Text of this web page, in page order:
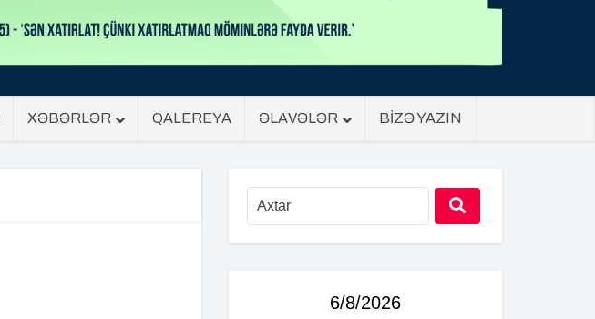
XƏBƏRLƏR QALEREYA ƏLAVƏLƏR BİZƏ YAZIN
6/8/2026